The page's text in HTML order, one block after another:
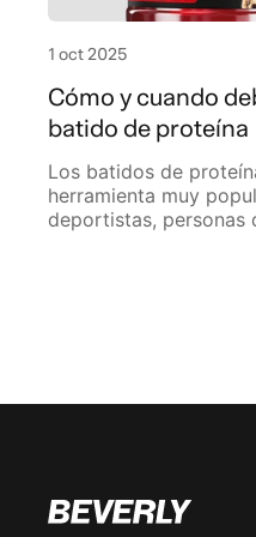
1 oct 2025
Cómo y cuando
batido de proteína
Los batidos de
herramienta muy
deportistas, personas